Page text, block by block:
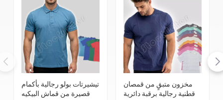
تيشيرتات بولو رجالية بأكمام
قصيرة من قماش البيكيه
مخزون متبقٍ من قمصان
قطنية رجالية برقبة دائرية